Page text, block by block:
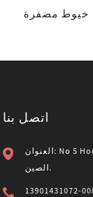
خيوط مضفرة
اتصل بنا
العنوان: No 5 HongQi Ave Agricultural Development District ، تايتشو ،
الصين.